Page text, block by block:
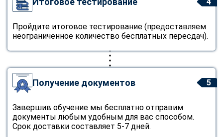
Пройдите итоговое тестирование (предоставляем
неограниченное количество бесплатных пересдач).
5
Получение документов
Завершив обучение мы бесплатно отправим
документы любым удобным для вас способом.
Срок доставки составляет 5-7 дней.